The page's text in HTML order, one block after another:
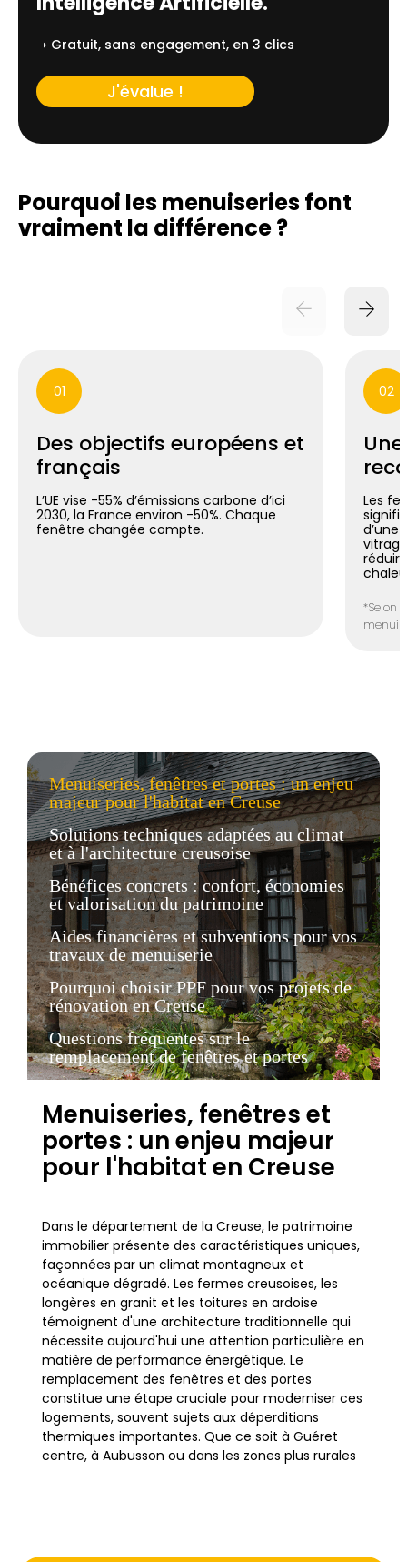
➝ Gratuit, sans engagement, en 3 clics
J'évalue !
Pourquoi les menuiseries font
vraiment la différence ?
01
Des objectifs européens et
français
L’UE vise -55% d’émissions carbone d’ici
2030, la France environ -50%. Chaque
fenêtre changée compte.
02
Les
d’une
*Selon
Menuiseries, fenêtres et portes : un enjeu
majeur pour l'habitat en Creuse
Solutions techniques adaptées au climat
et à l'architecture creusoise
Bénéfices concrets : confort, économies
et valorisation du patrimoine
Aides financières et subventions pour vos
travaux de menuiserie
Pourquoi choisir PPF pour vos projets de
rénovation en Creuse
Questions fréquentes sur le
remplacement de fenêtres et portes
Menuiseries, fenêtres et
portes : un enjeu majeur
pour l'habitat en Creuse
Dans le département de la Creuse, le patrimoine
immobilier présente des caractéristiques uniques,
façonnées par un climat montagneux et
océanique dégradé. Les fermes creusoises, les
longères en granit et les toitures en ardoise
témoignent d'une architecture traditionnelle qui
nécessite aujourd'hui une attention particulière en
matière de performance énergétique. Le
remplacement des fenêtres et des portes
constitue une étape cruciale pour moderniser ces
logements, souvent sujets aux déperditions
thermiques importantes. Que ce soit à Guéret
centre, à Aubusson ou dans les zones plus rurales